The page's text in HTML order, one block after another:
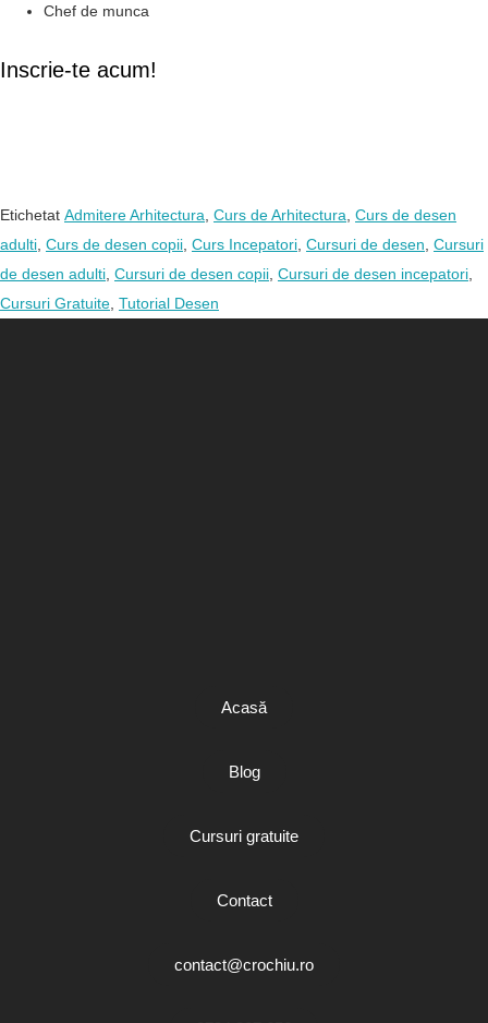
Chef de munca
Inscrie-te acum!
Etichetat Admitere Arhitectura Curs de Arhitectura Curs de desen
adulti Curs de desen copii Curs Incepatori Cursuri de desen Cursuri
de desen adulti Cursuri de desen copii Cursuri de desen incepatori
Cursuri Gratuite Tutorial Desen
Acasă
Blog
Cursuri gratuite
Contact
contact@crochiu.ro